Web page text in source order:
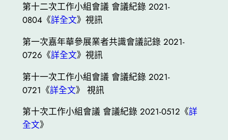
第十二次工作小組會議 會議紀錄 2021-
0804《詳全文》視訊
第一次嘉年華參展業者共識會議記錄 2021-
0726《詳全文》視訊
第十一次工作小組會議 會議紀錄 2021-
0721《詳全文》 視訊
第十次工作小組會議 會議紀錄 2021-0512《詳
全文》